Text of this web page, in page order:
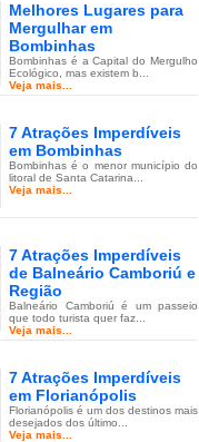
Melhores Lugares para
Mergulhar em
Bombinhas
Bombinhas é a Capital do Mergulho
Ecológico, mas existem b...
Veja mais...
7 Atrações Imperdíveis
em Bombinhas
Bombinhas é o menor município do
litoral de Santa Catarina...
Veja mais...
7 Atrações Imperdíveis
de Balneário Camboriú e
Região
Balneário Camboriú é um passeio
que todo turista quer faz...
Veja mais...
7 Atrações Imperdíveis
em Florianópolis
Florianópolis é um dos destinos mais
desejados dos último...
Veja mais...